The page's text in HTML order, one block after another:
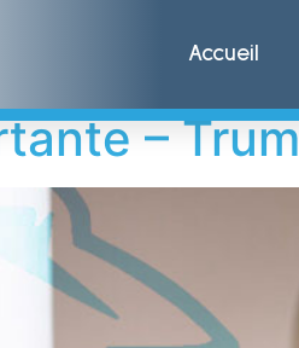
Accueil
–